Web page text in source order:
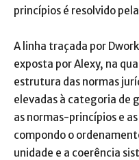
princípios é resolvido
A linha traçada por
exposta por Alexy, na
estrutura das normas
elevadas à categoria de
as normas-princípios e
compondo o
unidade e a coerência